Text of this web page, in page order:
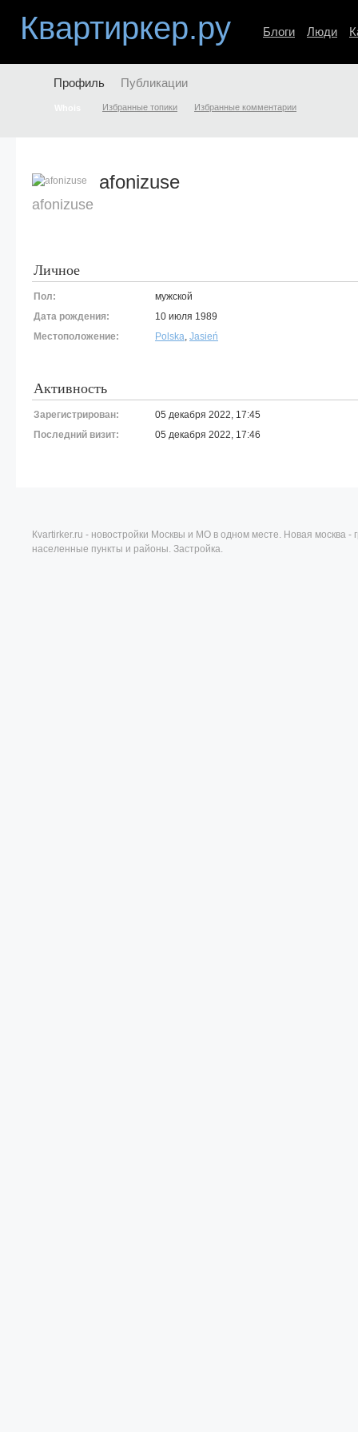
Квартиркер.ру Блоги Люди
Профиль
Избранные топики Избранные комментарии
Публикации
afonizuse
afonizuse
Личное
Пол:
мужской
Дата рождения:
10 июля 1989
Местоположение:
Polska, Jasień
Активность
Зарегистрирован:
05 декабря 2022, 17:45
Последний визит:
05 декабря 2022, 17:46
Кvartirker.ru - новостройки Москвы и МО в одном месте. Новая москва
населенные пункты и районы. Застройка.